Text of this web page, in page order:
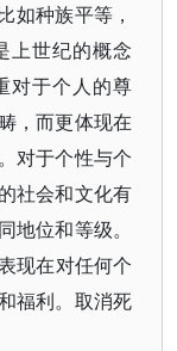
如种族平等，
上世纪的概念
对于个人的尊
，而更体现在
对于个性与个
社会和文化有
位和等级。
现在对任何个
福利。取消死